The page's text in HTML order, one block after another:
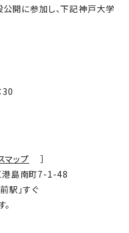
開に参加し、下記神戸大学
30
マップ
］
島南町7-1-48
駅」すぐ